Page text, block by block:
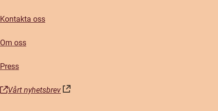
Kontakta oss
Om oss
Press
Vårt nyhetsbrev
(öppnas i nytt fönster)